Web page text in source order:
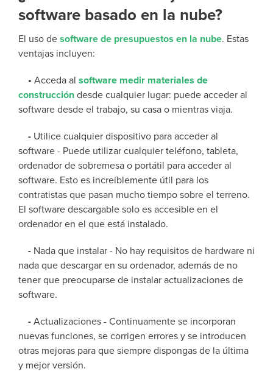
software basado en la nube?
El uso de software de presupuestos en la nube. Estas
ventajas incluyen:
• Acceda al software medir materiales de
construcción desde cualquier lugar: puede acceder al
software desde el trabajo, su casa o mientras viaja.
- Utilice cualquier dispositivo para acceder al
software - Puede utilizar cualquier teléfono, tableta,
ordenador de sobremesa o portátil para acceder al
software. Esto es increíblemente útil para los
contratistas que pasan mucho tiempo sobre el terreno.
El software descargable solo es accesible en el
ordenador en el que está instalado.
- Nada que instalar - No hay requisitos de hardware ni
nada que descargar en su ordenador, además de no
tener que preocuparse de instalar actualizaciones de
software.
- Actualizaciones - Continuamente se incorporan
nuevas funciones, se corrigen errores y se introducen
otras mejoras para que siempre dispongas de la última
y mejor versión.